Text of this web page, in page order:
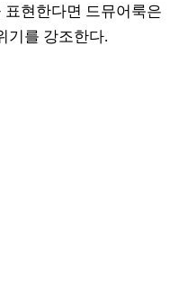
현한다면 드뮤어룩은
기를 강조한다.